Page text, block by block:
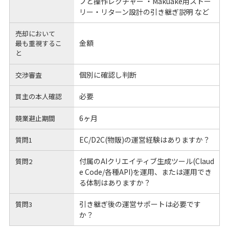
リー・リターン設計の引き継ぎ説明 など
売却において
最も重視するこ
と
金額
交渉審査 個別に確認し判断
買主の本人確認 必要
競業避止期間 6ヶ月
質問1 EC/D2C(物販)の運営経験はありますか？
質問2
付属のAIクリエイティブ生成ツール(Claud
e Code/各種API)を運用、または運用でき
る体制はありますか？
質問3
引き継ぎ後の運営サポートは必要です
か？